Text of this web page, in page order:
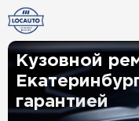
Кузовной
гарантией